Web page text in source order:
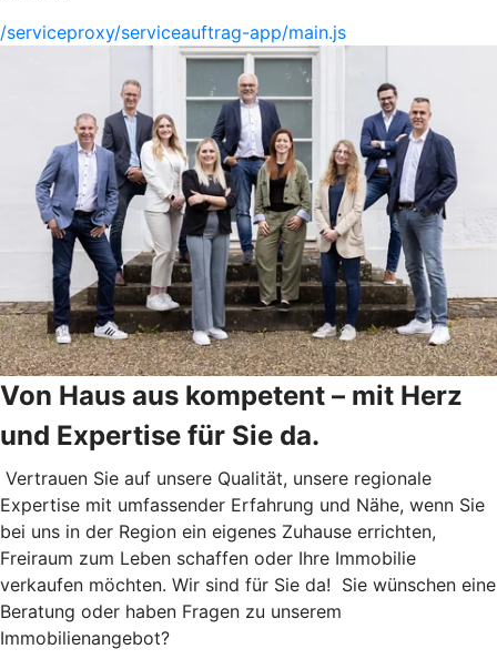
/serviceproxy/serviceauftrag-app/main.js
Von Haus aus kompetent – mit Herz
und Expertise für Sie da.
Vertrauen Sie auf unsere Qualität, unsere regionale
Expertise mit umfassender Erfahrung und Nähe, wenn Sie
bei uns in der Region ein eigenes Zuhause errichten,
Freiraum zum Leben schaffen oder Ihre Immobilie
verkaufen möchten. Wir sind für Sie da! Sie wünschen eine
Beratung oder haben Fragen zu unserem
Immobilienangebot?